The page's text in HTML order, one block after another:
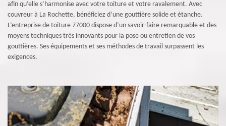
afin qu’elle s’harmonise avec votre toiture et votre ravalement. Avec
couvreur à La Rochette, bénéficiez d’une gouttière solide et étanche.
L’entreprise de toiture 77000 dispose d’un savoir-faire remarquable et des
moyens techniques très innovants pour la pose ou entretien de vos
gouttières. Ses équipements et ses méthodes de travail surpassent les
exigences.